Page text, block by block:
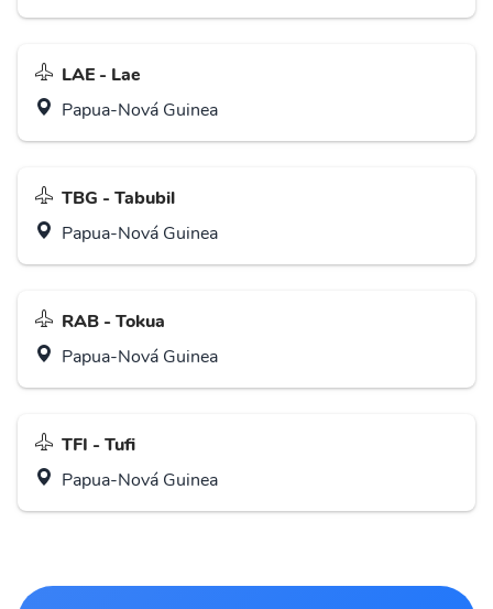
LAE - Lae
Papua-Nová Guinea
TBG - Tabubil
Papua-Nová Guinea
RAB - Tokua
Papua-Nová Guinea
TFI - Tufi
Papua-Nová Guinea